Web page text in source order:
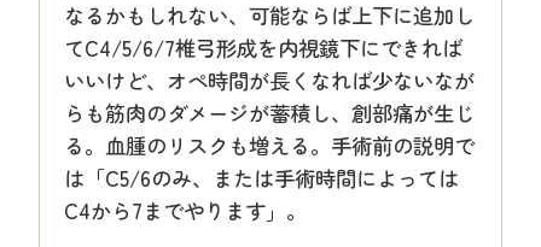
なるかもしれない、可能ならば上下に追加し
てC4/5/6/7椎弓形成を内視鏡下にできれば
いいけど、オペ時間が長くなれば少ないなが
らも筋肉のダメージが蓄積し、創部痛が生じ
る。血腫のリスクも増える。手術前の説明で
は「C5/6のみ、または手術時間によっては
C4から7までやります」。